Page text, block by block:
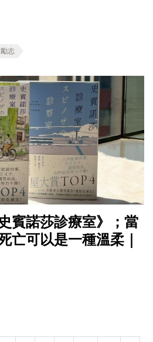
志
賓諾莎診療室》；當
亡可以是一種溫柔｜